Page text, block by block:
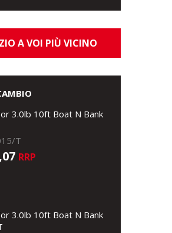
A VOI PIÙ VICINO
3.0lb 10ft Boat N Bank
T
RRP
3.0lb 10ft Boat N Bank